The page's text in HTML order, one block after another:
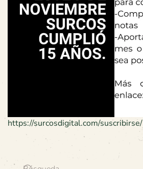
https://surcosdigital.com/suscribirse/